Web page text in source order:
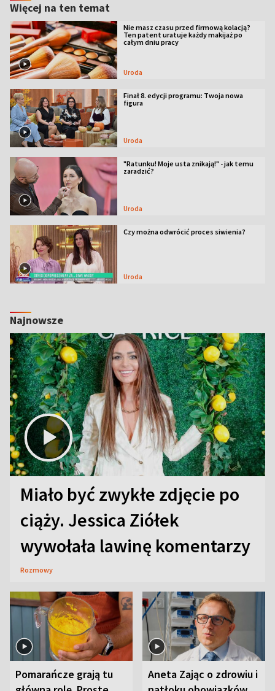
Więcej na ten temat
Nie masz czasu przed firmową kolacją?
Ten patent uratuje każdy makijaż po
całym dniu pracy
Uroda
Finał 8. edycji programu: Twoja nowa
figura
Uroda
"Ratunku! Moje usta znikają!" - jak temu
zaradzić?
Uroda
Czy można odwrócić proces siwienia?
Uroda
Najnowsze
Miało być zwykłe zdjęcie po
ciąży. Jessica Ziółek
wywołała lawinę komentarzy
Rozmowy
Pomarańcze grają tu
Aneta Zając o zdrowiu i